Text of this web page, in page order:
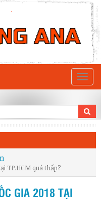
TP.HCM quá thấp?
GIA 2018 TẠI